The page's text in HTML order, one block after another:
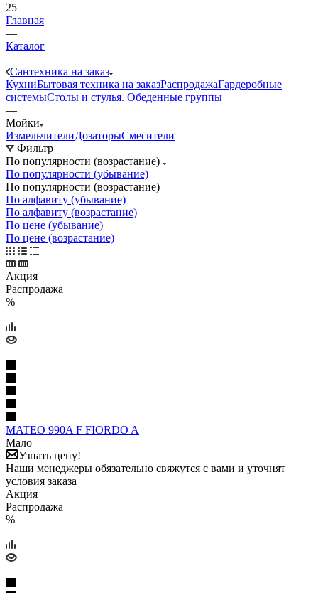
25
Главная
—
Каталог
—
Сантехника на заказ
КухниБытовая техника на заказРаспродажаГардеробные
системыСтолы и стулья. Обеденные группы
—
Мойки
ИзмельчителиДозаторыСмесители
Фильтр
По популярности (возрастание)
По популярности (убывание)
По популярности (возрастание)
По алфавиту (убывание)
По алфавиту (возрастание)
По цене (убывание)
По цене (возрастание)
Акция
Распродажа
%
MATEO 990A F FIORDO A
Мало
Узнать цену!
Наши менеджеры обязательно свяжутся с вами и уточнят
условия заказа
Акция
Распродажа
%